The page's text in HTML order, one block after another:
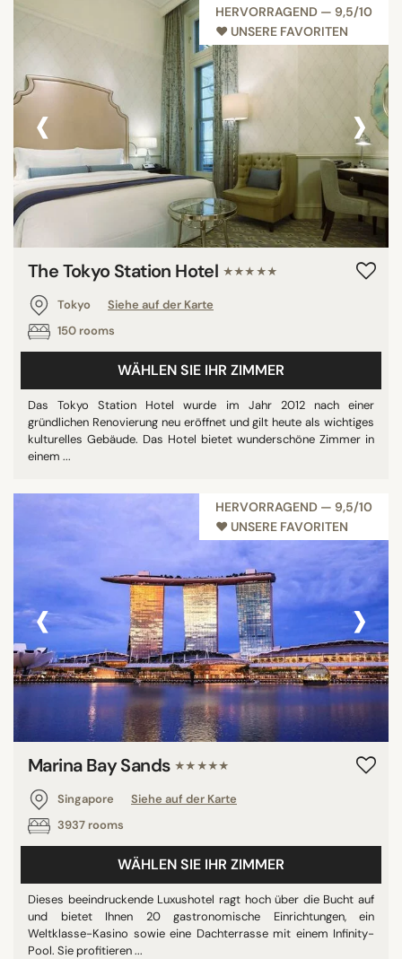
HERVORRAGEND — 9,5/10
♥︎ UNSERE FAVORITEN
‹ ›
The Tokyo Station Hotel ★★★★★
Tokyo
Siehe auf der Karte
150 rooms
WÄHLEN SIE IHR ZIMMER
Das Tokyo Station Hotel wurde im Jahr 2012 nach einer
gründlichen Renovierung neu eröffnet und gilt heute als wichtiges
kulturelles Gebäude. Das Hotel bietet wunderschöne Zimmer in
einem ...
HERVORRAGEND — 9,5/10
♥︎ UNSERE FAVORITEN
‹ ›
Marina Bay Sands ★★★★★
Singapore
Siehe auf der Karte
3937 rooms
WÄHLEN SIE IHR ZIMMER
Dieses beeindruckende Luxushotel ragt hoch über die Bucht auf
und bietet Ihnen 20 gastronomische Einrichtungen, ein
Weltklasse-Kasino sowie eine Dachterrasse mit einem Infinity-
Pool. Sie profitieren ...